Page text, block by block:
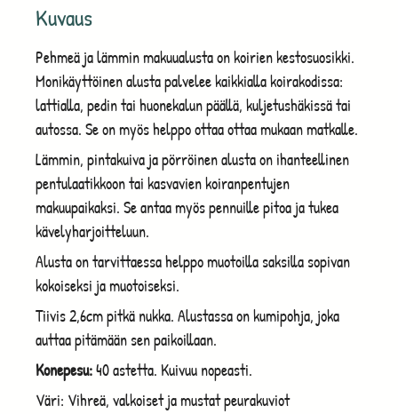
Kuvaus
Pehmeä ja lämmin makuualusta on koirien kestosuosikki.
Monikäyttöinen alusta palvelee kaikkialla koirakodissa:
lattialla, pedin tai huonekalun päällä, kuljetushäkissä tai
autossa. Se on myös helppo ottaa ottaa mukaan matkalle.
Lämmin, pintakuiva ja pörröinen alusta on ihanteellinen
pentulaatikkoon tai kasvavien koiranpentujen
makuupaikaksi. Se antaa myös pennuille pitoa ja tukea
kävelyharjoitteluun.
Alusta on tarvittaessa helppo muotoilla saksilla sopivan
kokoiseksi ja muotoiseksi.
Tiivis 2,6cm pitkä nukka. Alustassa on kumipohja, joka
auttaa pitämään sen paikoillaan.
Konepesu:40 astetta. Kuivuu nopeasti.
Väri: Vihreä, valkoiset ja mustat peurakuviot